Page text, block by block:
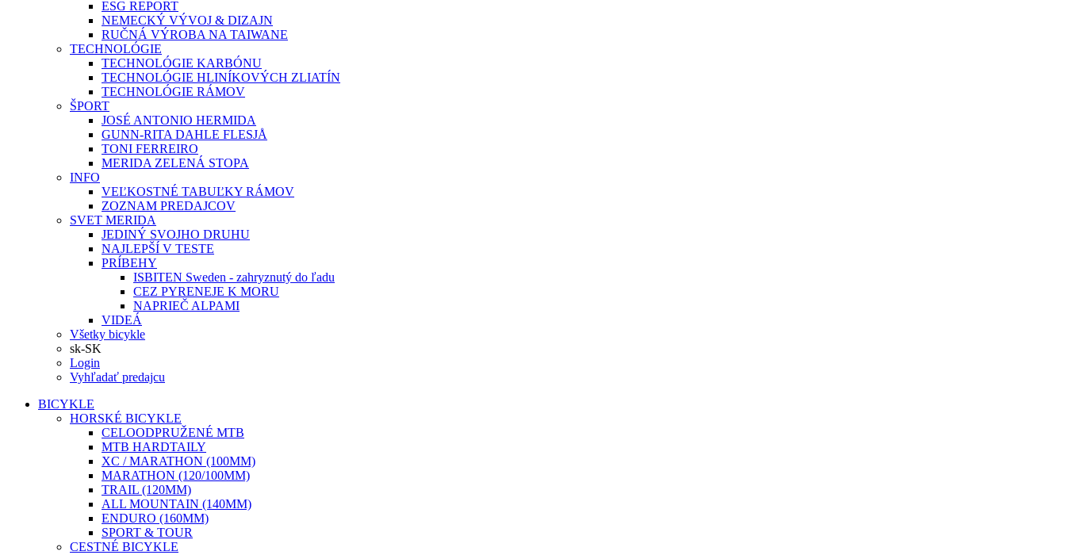
ESG REPORT
NEMECKÝ VÝVOJ & DIZAJN
RUČNÁ VÝROBA NA TAIWANE
TECHNOLÓGIE
TECHNOLÓGIE KARBÓNU
TECHNOLÓGIE HLINÍKOVÝCH ZLIATÍN
TECHNOLÓGIE RÁMOV
ŠPORT
JOSÉ ANTONIO HERMIDA
GUNN-RITA DAHLE FLESJÅ
TONI FERREIRO
MERIDA ZELENÁ STOPA
INFO
VEĽKOSTNÉ TABUĽKY RÁMOV
ZOZNAM PREDAJCOV
SVET MERIDA
JEDINÝ SVOJHO DRUHU
NAJLEPŠÍ V TESTE
PRÍBEHY
ISBITEN Sweden - zahryznutý do ľadu
CEZ PYRENEJE K MORU
NAPRIEČ ALPAMI
VIDEÁ
Všetky bicykle
sk-SK
Login
Vyhľadať predajcu
BICYKLE
HORSKÉ BICYKLE
CELOODPRUŽENÉ MTB
MTB HARDTAILY
XC / MARATHON (100MM)
MARATHON (120/100MM)
TRAIL (120MM)
ALL MOUNTAIN (140MM)
ENDURO (160MM)
SPORT & TOUR
CESTNÉ BICYKLE